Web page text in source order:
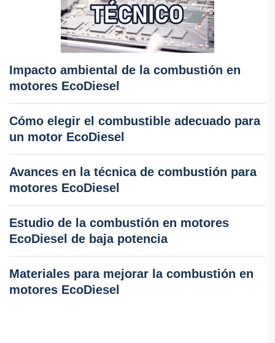
Impacto ambiental de la combustión en
motores EcoDiesel
Cómo elegir el combustible adecuado para
un motor EcoDiesel
Avances en la técnica de combustión para
motores EcoDiesel
Estudio de la combustión en motores
EcoDiesel de baja potencia
Materiales para mejorar la combustión en
motores EcoDiesel